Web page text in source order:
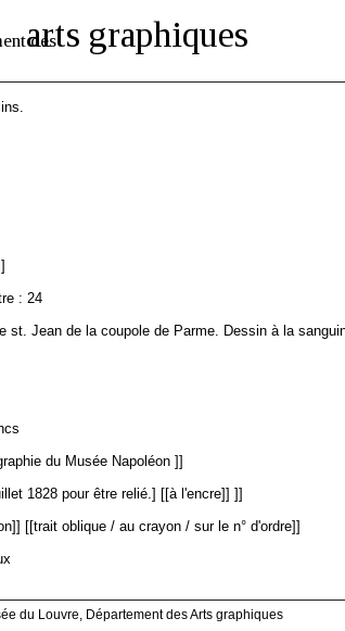
des
arts graphiques
: 24
st. Jean de la coupole de Parme. Dessin à la
du Musée Napoléon ]]
1828 pour être relié.] [[à l'encre]] ]]
[[trait oblique / au crayon / sur le n° d'ordre]]
du Louvre, Département des Arts graphiques